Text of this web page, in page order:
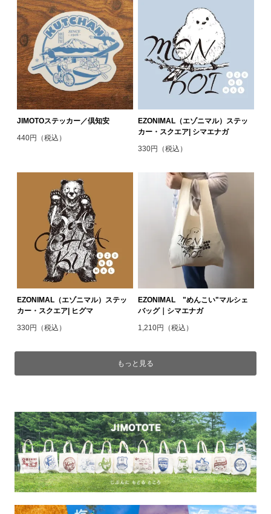
JIMOTOステッカー／倶知安
440円（税込）
EZONIMAL（エゾニマル）ステッ
カー・スクエア| シマエナガ
330円（税込）
EZONIMAL（エゾニマル）ステッ
カー・スクエア| ヒグマ
330円（税込）
EZONIMAL "めんこい"マルシェ
バッグ｜シマエナガ
1,210円（税込）
もっと見る